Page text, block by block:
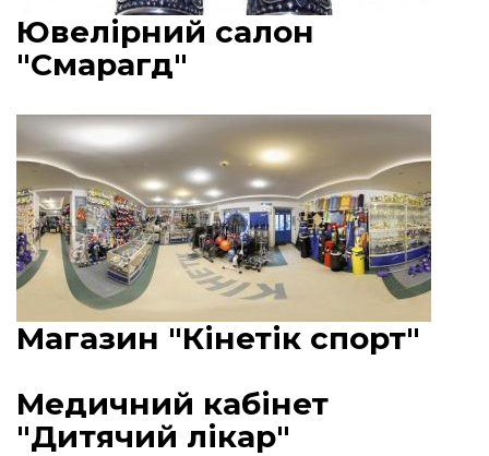
Ювелірний салон
"Смарагд"
Магазин "Кінетік спорт"
Медичний кабінет
"Дитячий лікар"